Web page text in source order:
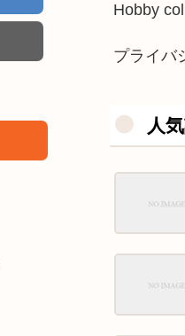
Hobby
プライバ
人